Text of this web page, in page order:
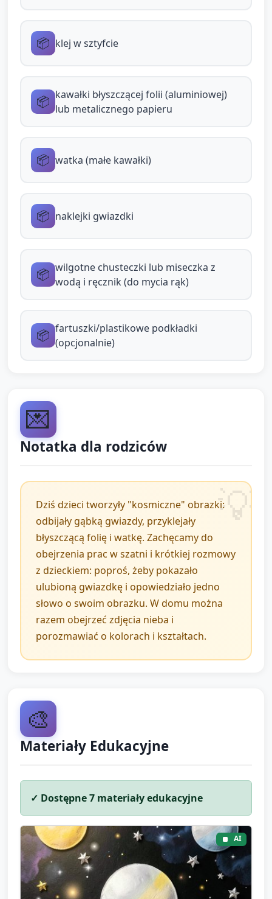
Warianty dla dzieci o różnych potrzebach:
manualnej: oferować większe gąbki, grubszą
kredkę do malowania, pomoc ręki
papierowych naklejek gwiazd i folii zamiast
Zakończenie i
Prezentacja prac (3 min): Każde dziecko pokazuje
swoją pracę w kole: nauczyciel prosi o krótkie
(wskazanie ulubionego elementu).
Podsumowanie (2 min): Krótkie przypomnienie
uporządkowaniu miejsca.
📦 klej w sztyfcie
📦 kawałki błyszczącej folii (aluminiowej)
lub metalicznego papieru
📦 watka (małe kawałki)
📦 naklejki gwiazdki
📦 wilgotne chusteczki lub miseczka z
wodą i ręcznik (do mycia rąk)
📦 fartuszki/plastikowe podkładki
(opcjonalnie)
💌
Notatka dla rodziców
Dziś dzieci tworzyły "kosmiczne" obrazki:
odbijały gąbką gwiazdy, przyklejały
błyszczącą folię i watkę. Zachęcamy do
obejrzenia prac w szatni i krótkiej rozmowy
z dzieckiem: poproś, żeby pokazało
ulubioną gwiazdkę i opowiedziało jedno
słowo o swoim obrazku. W domu można
razem obejrzeć zdjęcia nieba i
porozmawiać o kolorach i kształtach.
🎨
Materiały Edukacyjne
✓ Dostępne7 materiały edukacyjne
AI